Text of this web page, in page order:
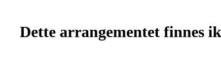
Dette arrangementet finnes